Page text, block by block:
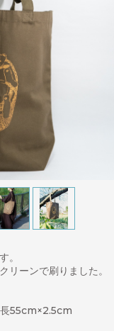
。
リーンで刷りました。
55cm×2.5cm